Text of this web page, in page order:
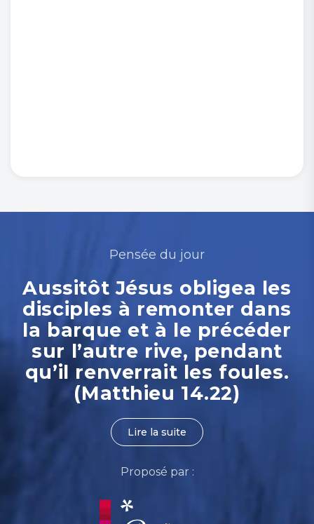
Pensée du jour
Aussitôt Jésus obligea les
disciples à remonter dans
la barque et à le précéder
sur l’autre rive, pendant
qu’il renverrait les foules.
(Matthieu 14.22)
Lire la suite
Proposé par :